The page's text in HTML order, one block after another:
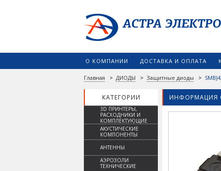
О КОМПАНИИ ДОСТАВКА И ОПЛАТА
Главная > ДИОДЫ > Защитные диоды >
КАТЕГОРИИ ИНФОРМАЦИЯ
3D ПРИНТЕРЫ,
РАСХОДНИКИ И
КОМПЛЕКТУЮЩИЕ
АКУСТИЧЕСКИЕ
КОМПОНЕНТЫ
АНТЕННЫ
АЭРОЗОЛИ
ТЕХНИЧЕСКИЕ